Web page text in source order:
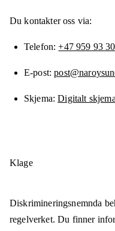
Du kontakter oss via:
Telefon +47 959 93
E-post
Skjema Digitalt
Klage
Diskrimineringsnemnda
regelverket. Du finner